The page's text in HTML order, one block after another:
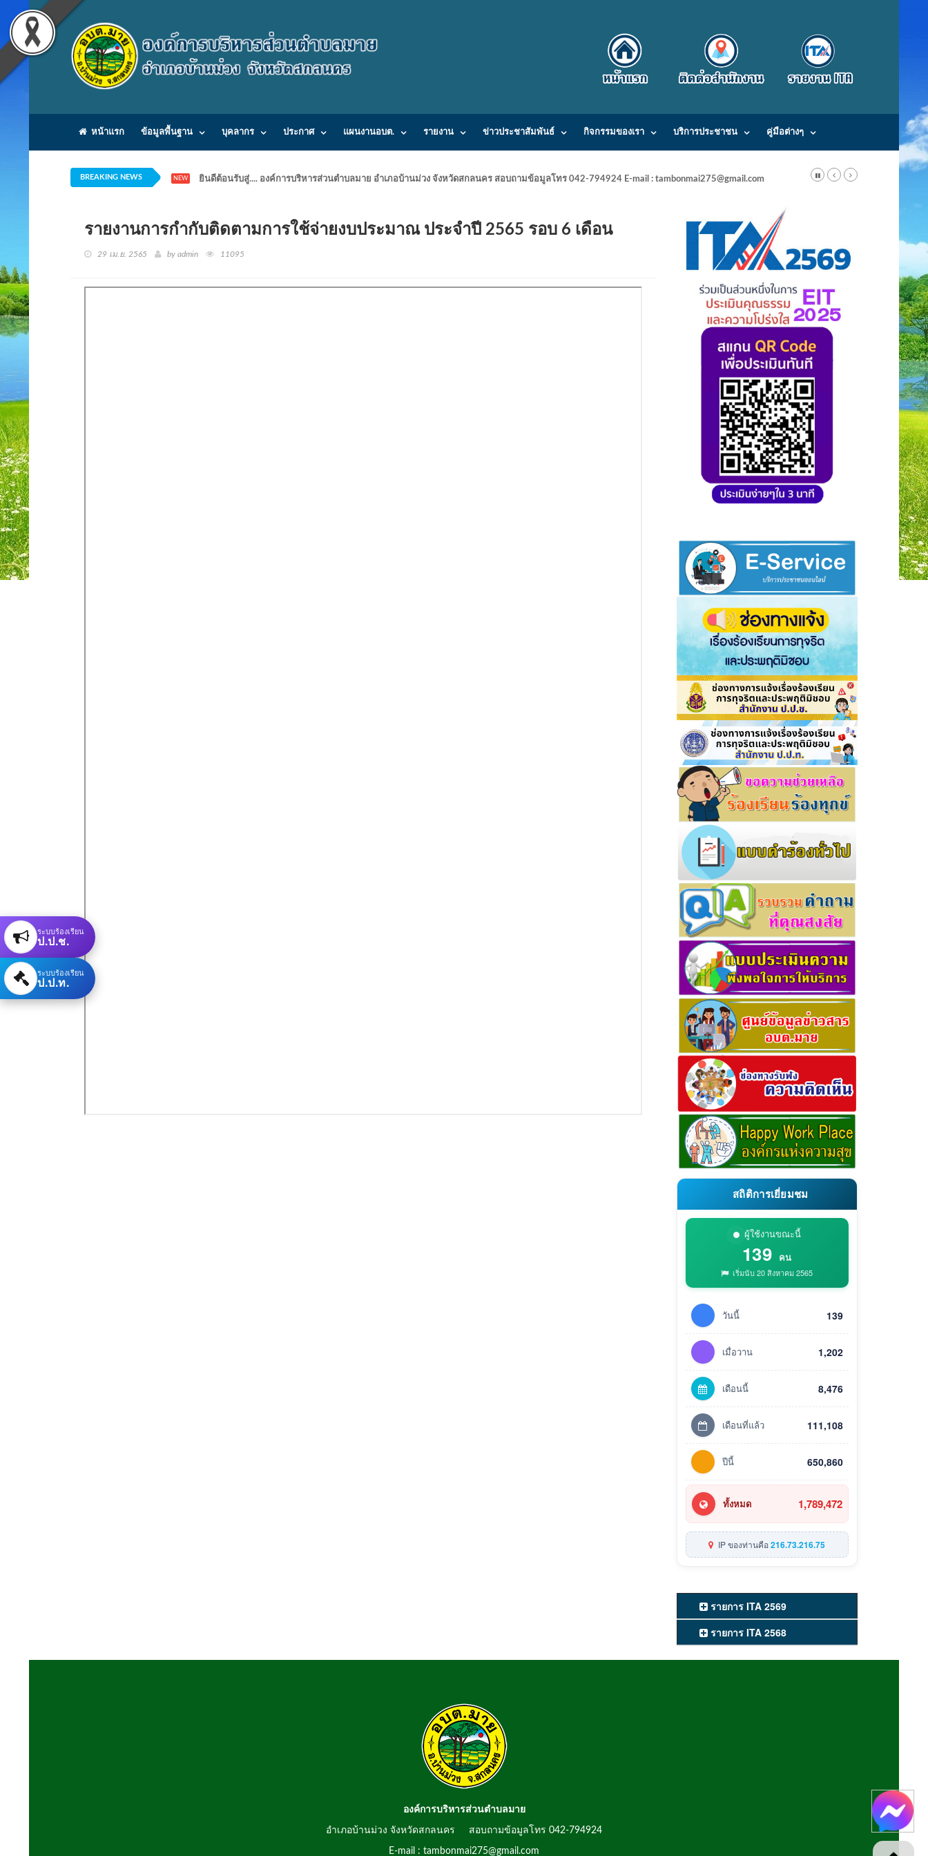
หน้าแรก ข้อมูลพื้นฐาน บุคลากร ประกาศ แผนงานอบต. รายงาน ข่าวประชาสัมพันธ์ กิจกรรมของเรา บริการประชาชน คู่มือต่างๆ
BREAKING NEWS NEW ยินดีต้อนรับสู่.... องค์การบริหารส่วนตำบลมาย อำเภอบ้านม่วง จังหวัดสกลนคร สอบถามข้อมูลโทร 042-794924 E-mail : tambonmai275@gmail.com
รายงานการกำกับติดตามการใช้จ่ายงบประมาณ ประจำปี 2565 รอบ 6 เดือน
29 เม.ย. 2565 by admin 11095
สถิติการเยี่ยมชม
ผู้ใช้งานขณะนี้
139 คน
เริ่มนับ 20 สิงหาคม 2565
วันนี้ 139
เมื่อวาน 1,202
เดือนนี้ 8,476
เดือนที่แล้ว 111,108
ปีนี้ 650,860
ทั้งหมด 1,789,472
IP ของท่านคือ216.73.216.75
รายการ ITA 2569
รายการ ITA 2568
องค์การบริหารส่วนตำบลมาย
อำเภอบ้านม่วง จังหวัดสกลนคร สอบถามข้อมูลโทร 042-794924
E-mail : tambonmai275@gmail.com
ระบบร้องเรียน
ป.ป.ช.
ระบบร้องเรียน
ป.ป.ท.